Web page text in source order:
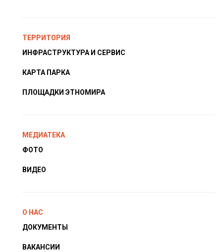
ТЕРРИТОРИЯ
ИНФРАСТРУКТУРА И СЕРВИС
КАРТА ПАРКА
ПЛОЩАДКИ ЭТНОМИРА
МЕДИАТЕКА
ФОТО
ВИДЕО
О НАС
ДОКУМЕНТЫ
ВАКАНСИИ